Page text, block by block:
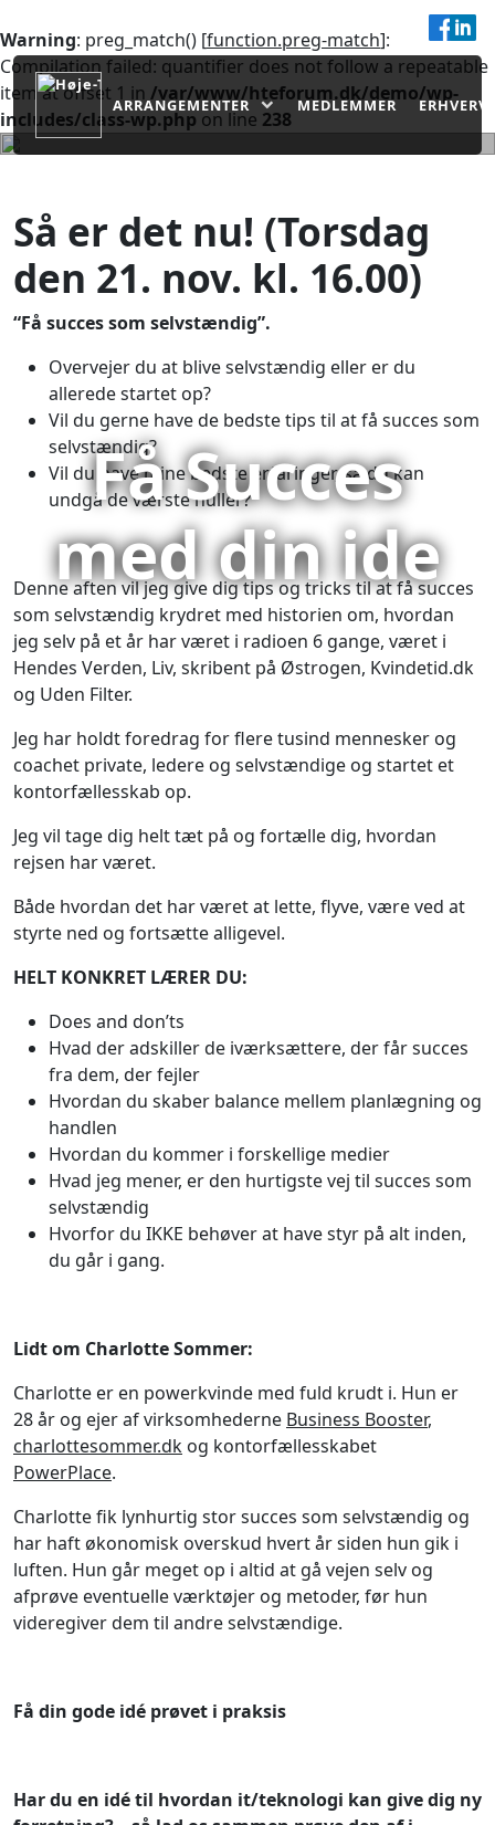
Warning: preg_match() [function.preg-match]:
Compilation failed: quantifier does not follow a repeatable
item at offset 1 in /var/www/hteforum.dk/demo/wp-
includes/class-wp.php on line 238
ARRANGEMENTER MEDLEMMER
Få Succes
med din ide
Så er det nu! (Torsdag
den 21. nov. kl. 16.00)
“Få succes som selvstændig”.
Overvejer du at blive selvstændig eller er du
allerede startet op?
Vil du gerne have de bedste tips til at få succes som
selvstændig?
Vil du have mine bedste erfaringer, så du kan
undgå de værste huller?
Denne aften vil jeg give dig tips og tricks til at få succes
som selvstændig krydret med historien om, hvordan
jeg selv på et år har været i radioen 6 gange, været i
Hendes Verden, Liv, skribent på Østrogen, Kvindetid.dk
og Uden Filter.
Jeg har holdt foredrag for flere tusind mennesker og
coachet private, ledere og selvstændige og startet et
kontorfællesskab op.
Jeg vil tage dig helt tæt på og fortælle dig, hvordan
rejsen har været.
Både hvordan det har været at lette, flyve, være ved at
styrte ned og fortsætte alligevel.
HELT KONKRET LÆRER DU:
Does and don’ts
Hvad der adskiller de iværksættere, der får succes
fra dem, der fejler
Hvordan du skaber balance mellem planlægning og
handlen
Hvordan du kommer i forskellige medier
Hvad jeg mener, er den hurtigste vej til succes som
selvstændig
Hvorfor du IKKE behøver at have styr på alt inden,
du går i gang.
Lidt om Charlotte Sommer:
Charlotte er en powerkvinde med fuld krudt i. Hun er
28 år og ejer af virksomhederne Business Booster,
charlottesommer.dk og kontorfællesskabet
PowerPlace.
Charlotte fik lynhurtig stor succes som selvstændig og
har haft økonomisk overskud hvert år siden hun gik i
luften. Hun går meget op i altid at gå vejen selv og
afprøve eventuelle værktøjer og metoder, før hun
videregiver dem til andre selvstændige.
Få din gode idé prøvet i praksis
Har du en idé til hvordan it/teknologi kan give dig ny